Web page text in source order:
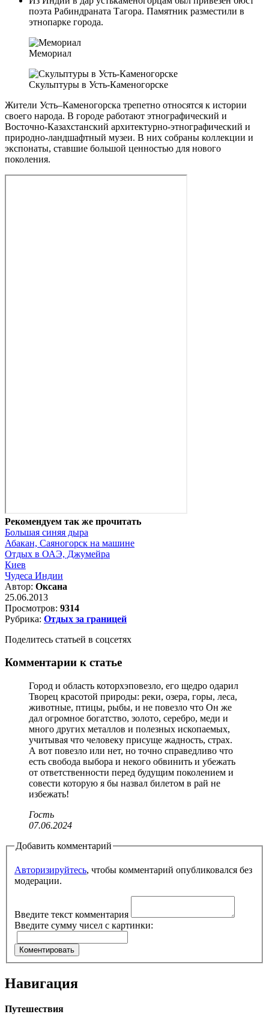
поэта Рабиндраната Тагора. Памятник разместили в
этнопарке города.
Мемориал
Скульптуры в Усть-Каменогорске
Жители Усть–Каменогорска трепетно относятся к истории
своего народа. В городе работают этнографический и
Восточно-Казахстанский архитектурно-этнографический и
природно-ландшафтный музеи. В них собраны коллекции и
экспонаты, ставшие большой ценностью для нового
поколения.
Рекомендуем так же прочитать
Большая синяя дыра
Абакан, Саяногорск на машине
Отдых в ОАЭ, Джумейра
Киев
Чудеса Индии
Автор: Оксана
25.06.2013
Просмотров: 9314
Рубрика: Отдых за границей
Поделитесь статьей в соцсетях
Комментарии к статье
Город и область которхэповезло, его щедро одарил
Творец красотой природы: реки, озера, горы, леса,
животные, птицы, рыбы, и не повезло что Он же
дал огромное богатство, золото, серебро, меди и
много других металлов и полезных ископаемых,
учитывая что человеку присуще жадность, страх.
А вот повезло или нет, но точно справедливо что
есть свобода выбора и некого обвинить и убежать
от ответственности перед будущим поколением и
совести которую я бы назвал билетом в рай не
избежать!
Гость
07.06.2024
Добавить комментарий
Авторизируйтесь, чтобы комментарий опубликовался без
модерации.
Введите текст комментария
Введите сумму чисел с картинки:
Навигация
Путешествия